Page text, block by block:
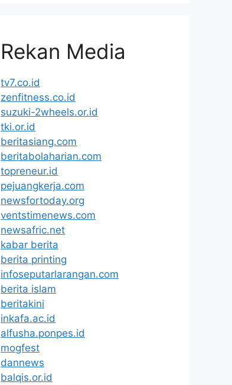
Rekan Media
tv7.co.id
zenfitness.co.id
suzuki-2wheels.or.id
tki.or.id
beritasiang.com
beritabolaharian.com
topreneur.id
pejuangkerja.com
newsfortoday.org
ventstimenews.com
newsafric.net
kabar berita
berita printing
infoseputarlarangan.com
berita islam
beritakini
inkafa.ac.id
alfusha.ponpes.id
mogfest
dannews
balqis.or.id